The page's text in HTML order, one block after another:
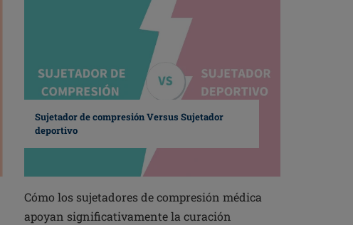
Sujetador de compresión Versus Sujetador
deportivo
Cómo los sujetadores de compresión médica
apoyan significativamente la curación